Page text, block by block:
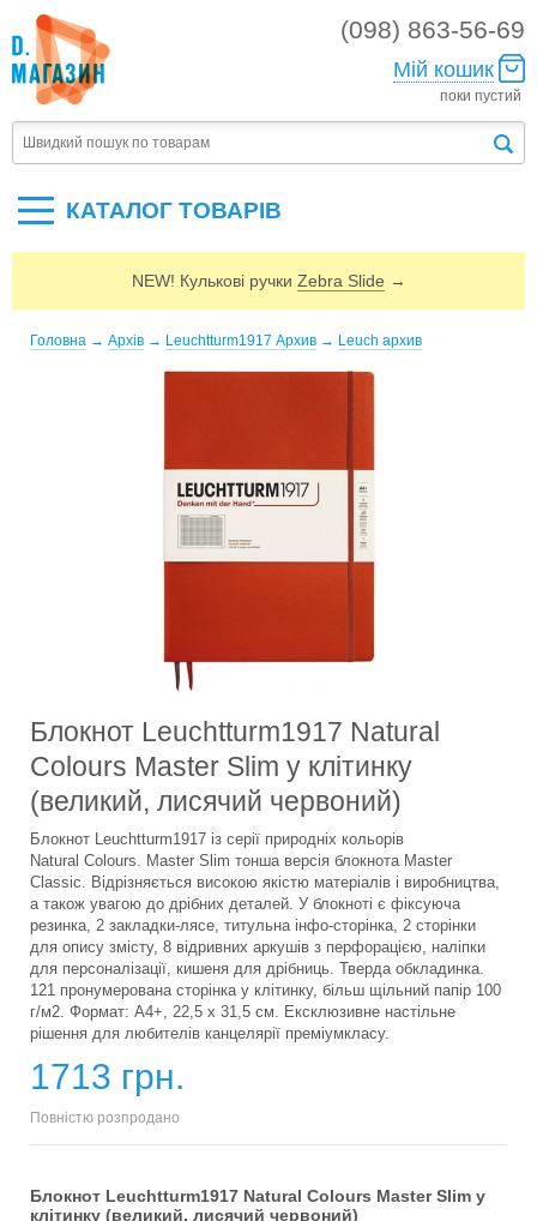
(098) 863-56-69
Мій кошик
поки пустий
КАТАЛОГ ТОВАРIВ
NEW! Кулькові ручки Zebra Slide →
Головна → Архів → Leuchtturm1917 Архив → Leuch архив
Блокнот Leuchtturm1917 Natural
Colours Master Slim у клітинку
(великий, лисячий червоний)
Блокнот Leuchtturm1917 із серії природніх кольорів
Natural Colours. Master Slim тонша версія блокнота Master
Classic. Відрізняється високою якістю матеріалів і виробництва,
а також увагою до дрібних деталей. У блокноті є фіксуюча
резинка, 2 закладки-лясе, титульна інфо-сторінка, 2 сторінки
для опису змісту, 8 відривних аркушів з перфорацією, наліпки
для персоналізації, кишеня для дрібниць. Тверда обкладинка.
121 пронумерована сторінка у клітинку, більш щільний папір 100
г/м2. Формат: A4+, 22,5 х 31,5 см. Ексклюзивне настільне
рішення для любителів канцелярії преміумкласу.
1713 грн.
Повністю розпродано
Блокнот Leuchtturm1917 Natural Colours Master Slim у
клітинку (великий, лисячий червоний)